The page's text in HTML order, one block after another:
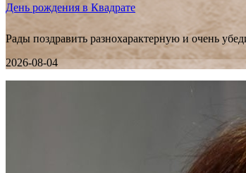
День рождения в Квадрате
Рады поздравить разнохарактерную и очень
2026-08-04